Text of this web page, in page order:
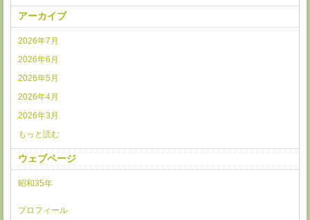
アーカイブ
2026年7月
2026年6月
2026年5月
2026年4月
2026年3月
もっと読む
ウェブページ
昭和35年
プロフィール